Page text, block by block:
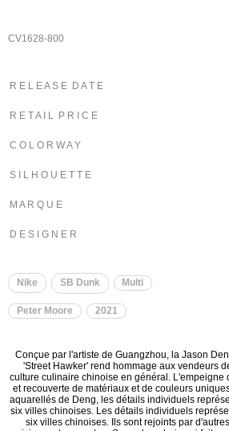
CV1628-800
R E L E A S E D A T E
R E T A I L P R I C E
C O L O R W A Y
S I L H O U E T T E
M A R Q U E
D E S I G N E R
Nike SB Dunk Multi
Peter Moore 2021
Conçue par l'artiste de Guangzhou, la Jason
'Street Hawker' rend hommage aux vendeurs
culture culinaire chinoise en général. L'empeigne
et recouverte de matériaux et de couleurs
aquarellés de Deng, les détails individuels
six villes chinoises. Les détails individuels
six villes chinoises. Ils sont rejoints par